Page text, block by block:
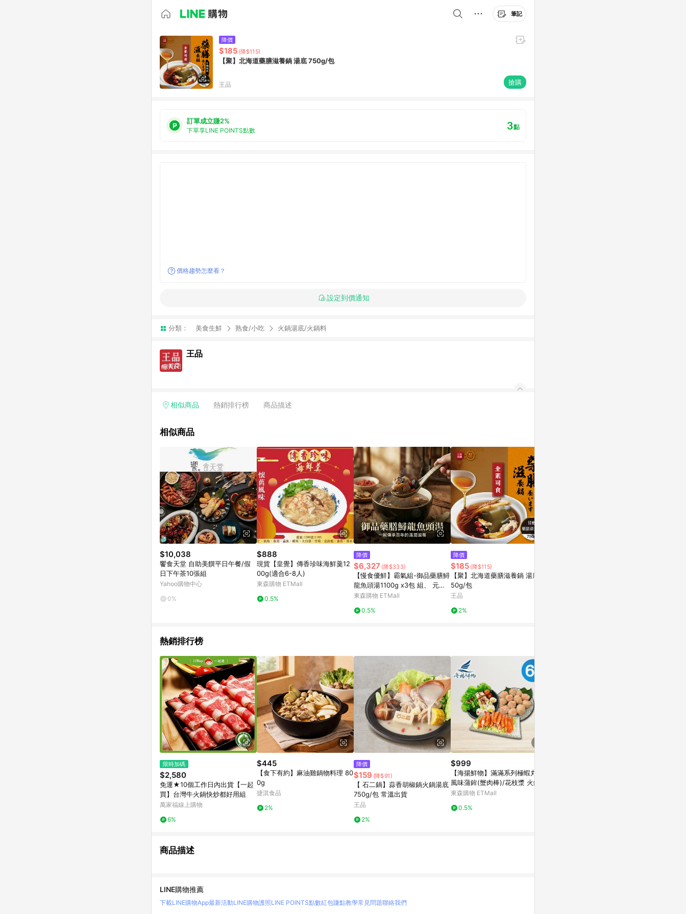
筆記
降價
$185 (降$115)
【聚】北海道藥膳滋養鍋 湯底 750g/包
王品 搶購
訂單成立賺2%
下單享LINE POINTS點數 3點
價格趨勢怎麼看？
設定到價通知
分類： 美食生鮮 熟食/小吃 火鍋湯底/火鍋料
王品
相似商品 熱銷排行榜 商品描述
相似商品
$10,038
饗食天堂 自助美饌平日午餐/假
日下午茶10張組
Yahoo購物中心
0%
$888
現貨【皇覺】傳香珍味海鮮羹12
00g(適合6-8人)
東森購物 ETMall
0.5%
降價
$6,327 (降$333)
【慢食優鮮】霸氣組-御品藥膳鱘
龍魚頭湯1100g x3包 組、 元氣
黑蒜鱘龍魚頭湯1100g x 3包-共6
東森購物 ETMall
0.5%
降價
$185 (降$115)
【聚】北海道藥膳滋養鍋 湯底 7
50g/包
王品
2%
熱銷排行榜
限時加碼
$2,580
免運★10個工作日內出貨【一起
買】台灣牛火鍋快炒都好用組
萬家福線上購物
6%
$445
【食下有約】麻油雞鍋物料理 80
0g
捷淇食品
2%
降價
$159 (降$91)
【 石二鍋】蒜香胡椒鍋火鍋湯底
750g/包 常溫出貨
王品
2%
$999
【海揚鮮物】滿滿系列極蝦丸/蟹
風味蒲鉾(蟹肉棒)/花枝漿 火鍋料
6入超值組
東森購物 ETMall
0.5%
商品描述
LINE購物推薦
下載LINE購物App最新活動LINE購物護照LINE POINTS點數紅包賺點教學常見問題聯絡我們